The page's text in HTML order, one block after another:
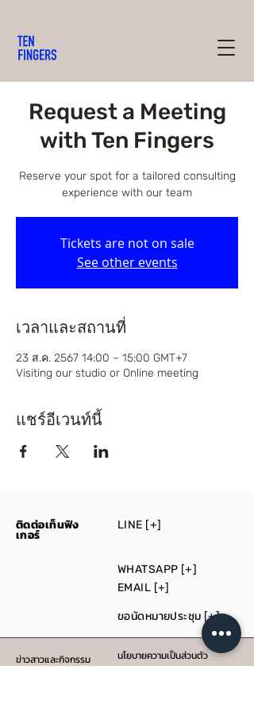
Request a Meeting
with Ten Fingers
Reserve your spot for a tailored consulting
experience with our team
Tickets are not on sale
See other events
เวลาและสถานที่
23 ส.ค. 2567 14:00 – 15:00 GMT+7
Visiting our studio or Online meeting
แชร์อีเวนท์นี้
ติดต่อเท็นฟิง
เกอร์
LINE [+]
WHATSAPP [+]
EMAIL [+]
ขอนัดหมายประชุม [+]
ข่าวสาวและกิจกรรม
นโยบายความเป็นส่วนตัว